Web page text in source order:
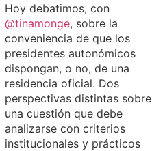
Hoy debatimos, con
@tinamonge, sobre la
conveniencia de que los
presidentes autonómicos
dispongan, o no, de una
residencia oficial. Dos
perspectivas distintas sobre
una cuestión que debe
analizarse con criterios
institucionales y prácticos